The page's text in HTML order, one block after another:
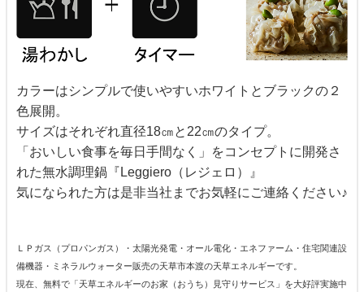
カラーはシンプルで使いやすいホワイトとブラックの２
色展開。
サイズはそれぞれ直径18㎝と22㎝のタイプ。
「おいしい食事を毎日手間なく」をコンセプトに開発さ
れた無水調理鍋『Leggiero（レジェロ）』
気になられた方は是非当社までお気軽にご連絡ください♪
ＬＰガス（プロパンガス）・太陽光発電・オール電化・エネファーム・住宅関連設
備機器・ミネラルウォーター販売の天草市本渡の天草エネルギーです。
現在、無料で「天草エネルギーのお家（おうち）見守りサービス」を大好評実施中